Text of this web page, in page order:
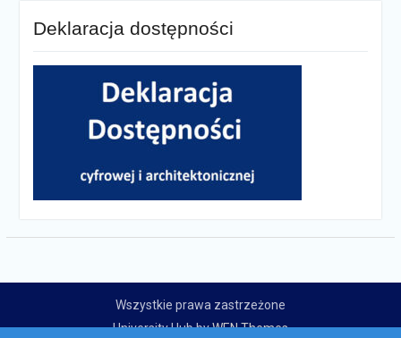
Deklaracja dostępności
Wszystkie prawa zastrzeżone
University Hub byWEN Themes